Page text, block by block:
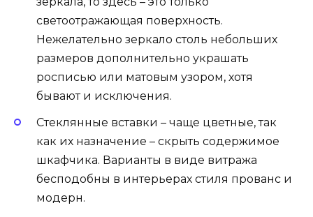
светоотражающая поверхность.
Нежелательно зеркало столь небольших
размеров дополнительно украшать
росписью или матовым узором, хотя
бывают и исключения.
Стеклянные вставки – чаще цветные, так
как их назначение – скрыть содержимое
шкафчика. Варианты в виде витража
бесподобны в интерьерах стиля прованс и
модерн.